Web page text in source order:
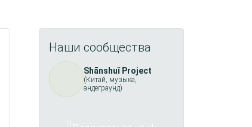
Наши сообщества
Shānshuǐ Project
(Китай, музыка,
андеграунд)